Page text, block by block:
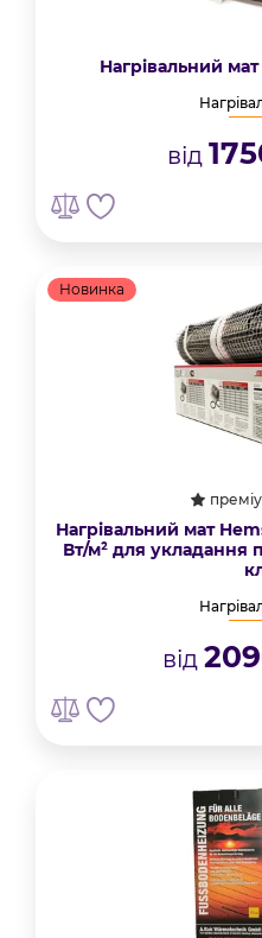
Нагрівальний
від
Новинка
Нагрівальний мат
Вт/м² для укладання
від